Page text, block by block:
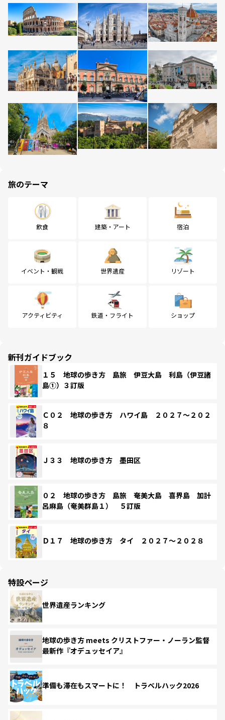
旅のテーマ
飲食 建築・アート 宿泊
イベント・観戦 世界遺産 リゾート
アクティビティ 鉄道・フライト ショップ
新刊ガイドブック
１５ 地球の歩き方 島旅 伊豆大島 利島（伊豆諸
島①）３訂版
Ｃ０２ 地球の歩き方 ハワイ島 ２０２７～２０２
８
Ｊ３３ 地球の歩き方 墨田区
０２ 地球の歩き方 島旅 奄美大島 喜界島 加計
呂麻島（奄美群島１） ５訂版
Ｄ１７ 地球の歩き方 タイ ２０２７～２０２８
特設ページ
世界遺産ランキング
地球の歩き方 meets クリストファー・ノーラン監督
最新作『オデュッセイア』
準備も滞在もスマートに！ トラベルハック2026